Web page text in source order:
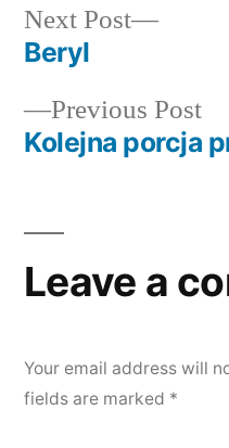
Post
navigation
Previous Post
Kolejna porcja
Next Post
Next
Beryl
Leave a
Your email address will
fields are marked *